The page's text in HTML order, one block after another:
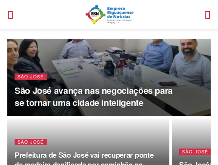
SÃO JOSÉ
São José avança nas negociações para
se tornar uma cidade inteligente
SÃO JOSÉ
Prefeitura de São José vai recuperar ponte
SÃO JOSÉ